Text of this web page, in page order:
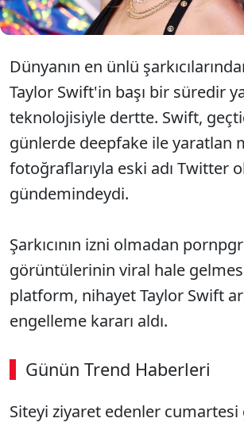
Dünyanın en ünlü
Taylor Swift'in başı bir süredir
teknolojisiyle dertte. Swift,
günlerde deepfake ile yaratlan
fotoğraflarıyla eski adı Twitter
gündemindeydi.
Şarkıcının izni olmadan
görüntülerinin viral hale
platform, nihayet Taylor Swift
engelleme kararı aldı.
Günün Trend Haberleri
Siteyi ziyaret edenler